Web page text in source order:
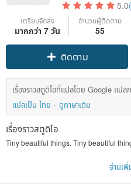
5.0
เตรียมจัดส่ง
มากกว่า 7 วัน
จำนวนผู้ติดตาม
55
ติดตาม
เรื่องราวสตูดิโอที่แปลโดย Google แป
แปลเป็น ไทย
ดูภาษาเดิม
เรื่องราวสตูดิโอ
Tiny beautiful things. Tiny beautiful
They are interested in all kinds of mini
favorite things through metalworkอ่านเพิ่